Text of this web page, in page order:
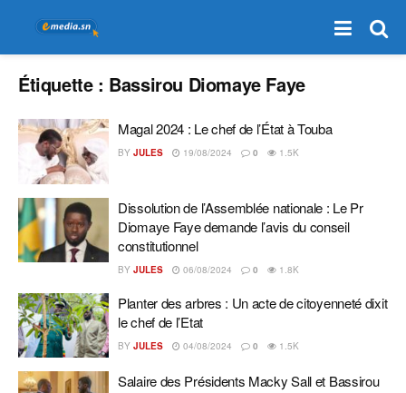
Étiquette : Bassirou Diomaye Faye
Magal 2024 : Le chef de l’État à Touba
BY JULES 19/08/2024 0 1.5K
Dissolution de l’Assemblée nationale : Le Pr
Diomaye Faye demande l’avis du conseil
constitutionnel
BY JULES 06/08/2024 0 1.8K
Planter des arbres : Un acte de citoyenneté dixit
le chef de l’Etat
BY JULES 04/08/2024 0 1.5K
Salaire des Présidents Macky Sall et Bassirou